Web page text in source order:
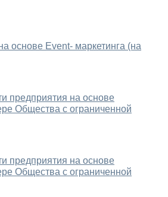
основе Event- маркетинга (на
предприятия на основе
Общества с ограниченной
предприятия на основе
Общества с ограниченной